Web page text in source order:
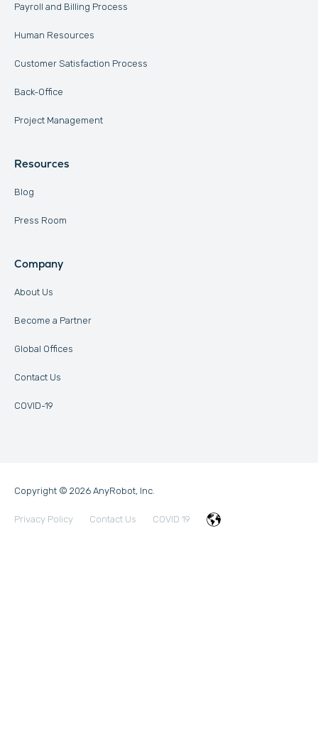
Payroll and Billing Process
Human Resources
Customer Satisfaction Process
Back-Office
Project Management
Resources
Blog
Press Room
Company
About Us
Become a Partner
Global Offices
Contact Us
COVID-19
Copyright © 2026 AnyRobot, Inc.
Privacy Policy Contact Us COVID 19